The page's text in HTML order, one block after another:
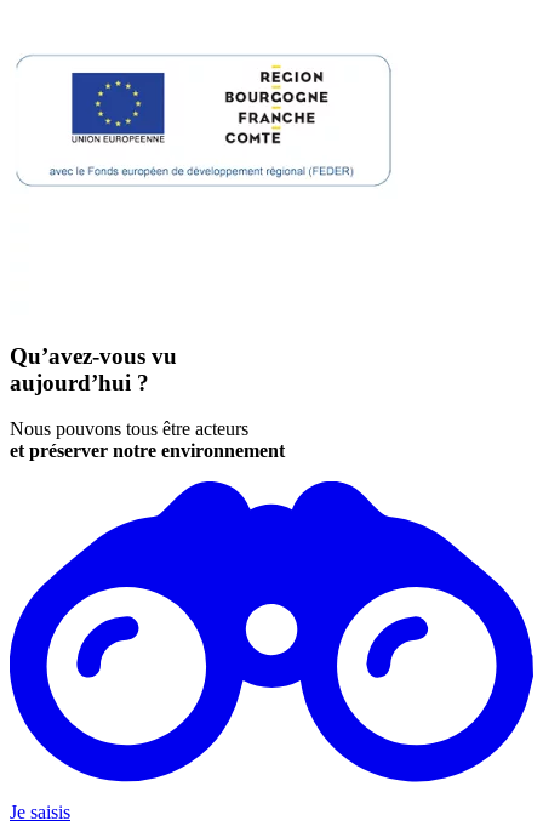
Qu’avez-vous vu
aujourd’hui ?
Nous pouvons tous être acteurs
et préserver notre environnement
Je saisis